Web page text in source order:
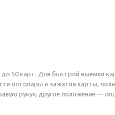
50 карт. Для быстрой выемки
оптопары и зажатия карты,
руку», другое положение —